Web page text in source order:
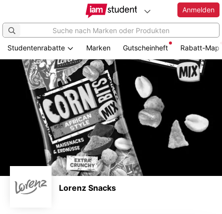
Hauptinhalt
springen
Anmelden
Studentenrabatte Marken Gutscheinheft Rabatt-Map
Lorenz Snacks